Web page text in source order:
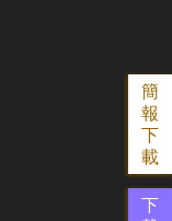
下
簡
報
下
載